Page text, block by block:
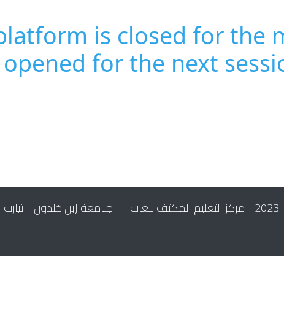
is closed for the
for the next
2023 - مركز التعليم المكثف للغات - - جـامعة إبن خلدون - تيارت -